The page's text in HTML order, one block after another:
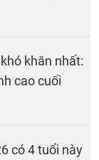
khăn nhất:
cao cuối
có 4 tuổi này